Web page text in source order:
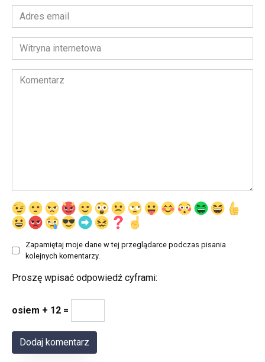
Adres
email
*Witryna
internetowa
Komentarz
Zapamiętaj moje dane w tej przeglądarce podczas pisania
kolejnych komentarzy.
Proszę wpisać odpowiedź cyframi:
osiem + 12 =